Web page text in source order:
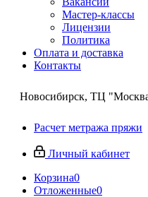
Мастер-классы
Лицензии
Политика
Оплата и доставка
Контакты
Новосибирск, ТЦ
Расчет метража пряжи
Личный кабинет
Корзина0
Отложенные0